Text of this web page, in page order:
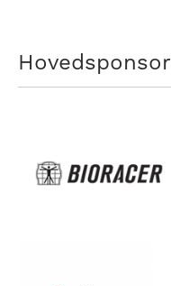
Hovedsponsor